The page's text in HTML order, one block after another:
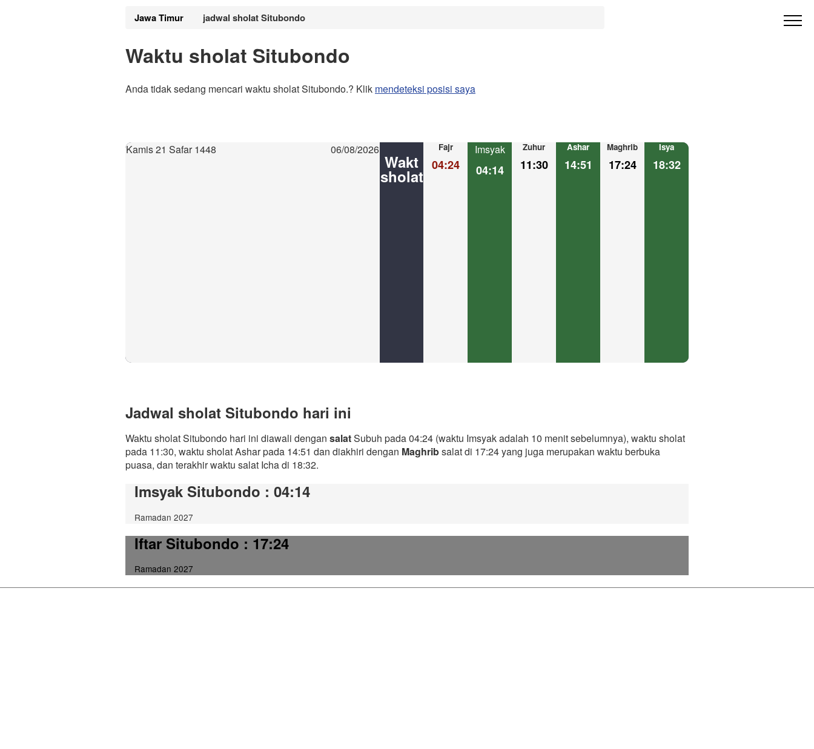
Jawa Timur jadwal sholat Situbondo
Waktu sholat Situbondo
Anda tidak sedang mencari waktu sholat Situbondo.? Klik mendeteksi posisi saya
Kamis 21 Safar 1448 06/08/2026
Wakt
sholat
Fajr
04:24
Imsyak
04:14
Zuhur
11:30
Ashar
14:51
Maghrib
17:24
Isya
18:32
Jadwal sholat Situbondo hari ini
Waktu sholat Situbondo hari ini diawali dengan salatSubuh pada 04:24 (waktu Imsyak adalah 10 menit sebelumnya), waktu sholat
pada 11:30, waktu sholat Ashar pada 14:51 dan diakhiri dengan Maghribsalat di 17:24 yang juga merupakan waktu berbuka
puasa, dan terakhir waktu salat Icha di 18:32.
Imsyak Situbondo : 04:14
Ramadan 2027
Iftar Situbondo: 17:24
Ramadan 2027